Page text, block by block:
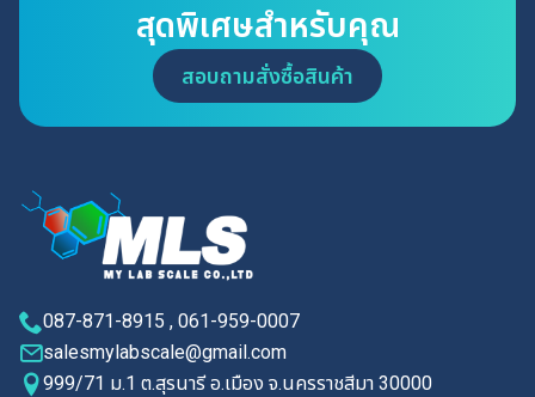
สุดพิเศษสำหรับคุณ
สอบถามสั่งซื้อสินค้า
087-871-8915 , 061-959-0007
salesmylabscale@gmail.com
999/71 ม.1 ต.สุรนารี อ.เมือง จ.นครราชสีมา 30000